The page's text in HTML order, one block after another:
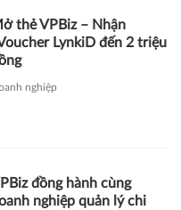
thẻ VPBiz – Nhận
LynkiD đến 2 triệu
nghiệp
đồng hành cùng
nghiệp quản lý chi